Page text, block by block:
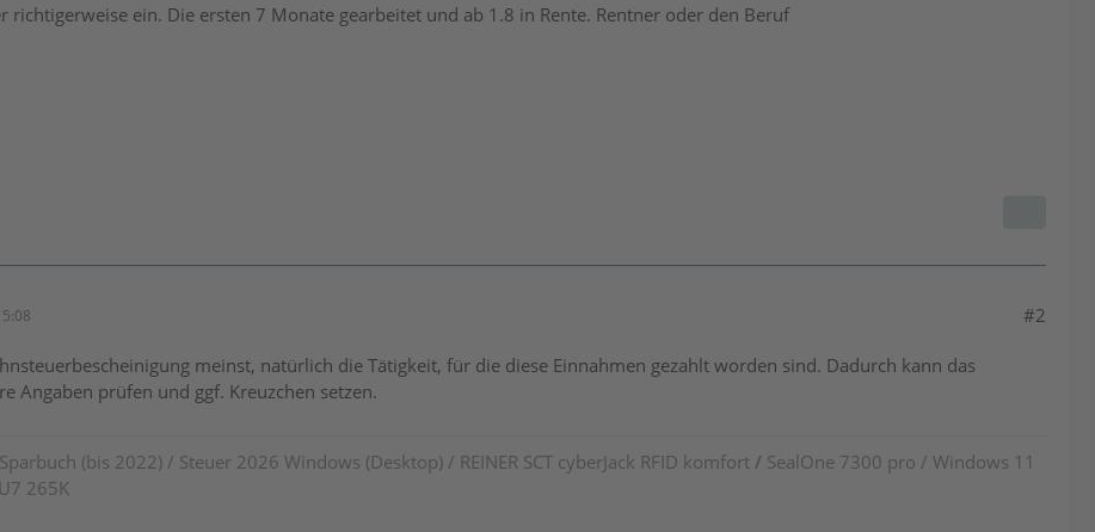
richtigerweise ein. Die ersten 7 Monate gearbeitet und ab 1.8 in Rente. Rentner oder den Beruf
#2
meinst, natürlich die Tätigkeit, für die diese Einnahmen gezahlt worden sind. Dadurch kann das
Angaben prüfen und ggf. Kreuzchen setzen.
(bis 2022) / Steuer 2026 Windows (Desktop) / REINER SCT cyberJack RFID komfort / SealOne 7300 pro / Windows 11
265K